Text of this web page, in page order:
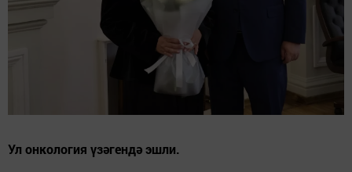
Ул онкология үзәгендә эшли.